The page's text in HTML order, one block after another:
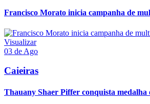
Francisco Morato inicia campanha de
Visualizar
03 de Ago
Caieiras
Thauany Shaer Piffer conquista